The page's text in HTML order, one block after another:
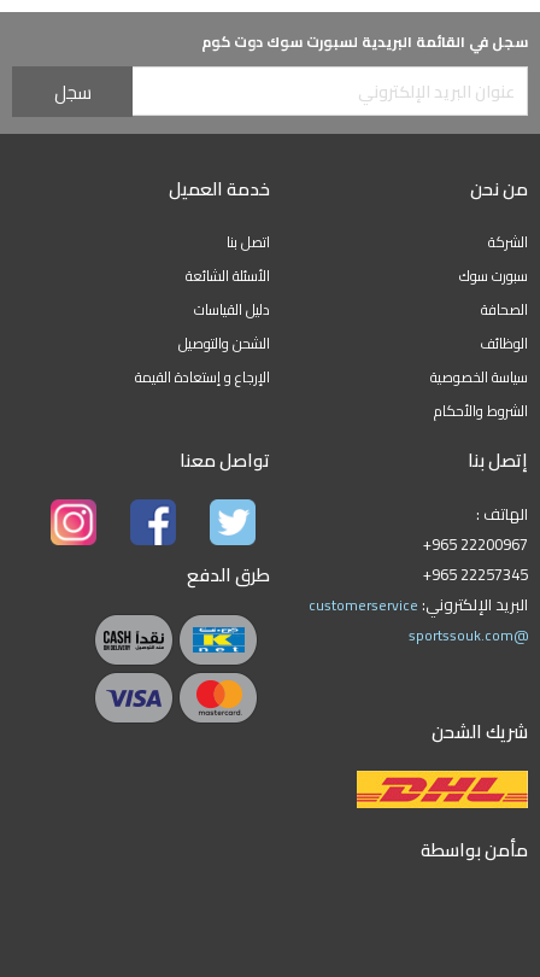
سجل في القائمة البريدية لسبورت سوك دوت كوم
من نحن
الشركة
سبورت سوك
الصحافة
الوظائف
سياسة الخصوصية
الشروط والأحكام
خدمة العميل
اتصل بنا
الأسئلة الشائعة
دليل القياسات
الشحن والتوصيل
الإرجاع و إستعادة القيمة
إتصل بنا
الهاتف :
+965 22200967
+965 22257345
البريد الإلكتروني: customerservice
@sportssouk.com
تواصل معنا
طرق الدفع
شريك الشحن
مأمن بواسطة